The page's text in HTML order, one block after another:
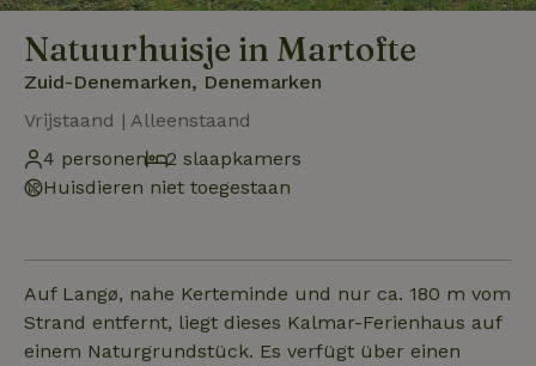
Natuurhuisje in Martofte
Zuid-Denemarken, Denemarken
Vrijstaand | Alleenstaand
4 personen
2 slaapkamers
Huisdieren niet toegestaan
Auf Langø, nahe Kerteminde und nur ca. 180 m vom
Strand entfernt, liegt dieses Kalmar-Ferienhaus auf
einem Naturgrundstück. Es verfügt über einen